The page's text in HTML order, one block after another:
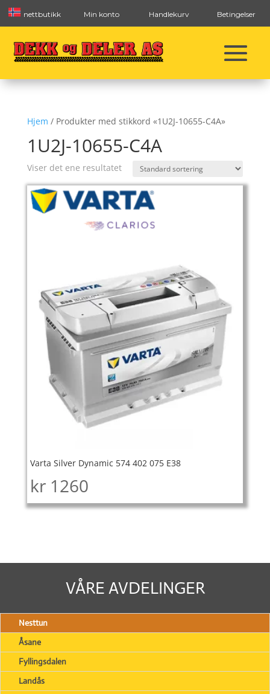
nettbutikk Min konto Handlekurv Betingelser
Hjem / Produkter med stikkord «1U2J-10655-C4A»
1U2J-10655-C4A
Viser det ene resultatet
Varta Silver Dynamic 574 402 075 E38
kr 1260
VÅRE AVDELINGER
Nesttun
Åsane
Fyllingsdalen
Landås